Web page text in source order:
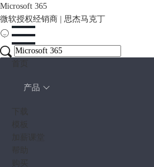
Microsoft 365
微软授权经销商 | 思杰马克丁
产品